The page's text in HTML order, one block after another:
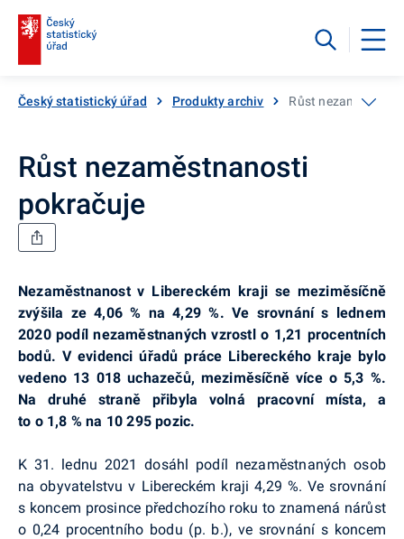
Český statistický úřad Produkty archiv Růst
Růst nezaměstnanosti
pokračuje
Nezaměstnanost v Libereckém kraji se meziměsíčně
zvýšila ze 4,06 % na 4,29 %. Ve srovnání s lednem
2020 podíl nezaměstnaných vzrostl o 1,21 procentních
bodů. V evidenci úřadů práce Libereckého kraje bylo
vedeno 13 018 uchazečů, meziměsíčně více o 5,3 %.
Na druhé straně přibyla volná pracovní místa, a
to o 1,8 % na 10 295 pozic.
K 31. lednu 2021 dosáhl podíl nezaměstnaných osob
na obyvatelstvu v Libereckém kraji 4,29 %. Ve srovnání
s koncem prosince předchozího roku to znamená nárůst
o 0,24 procentního bodu (p. b.), ve srovnání s koncem